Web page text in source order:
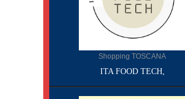
Shopping TOSCANA
ITA FOOD TECH,